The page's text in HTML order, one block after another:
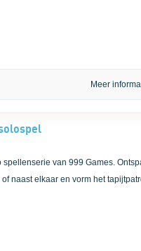
Meer
van 999 Games.
naast elkaar en vorm het